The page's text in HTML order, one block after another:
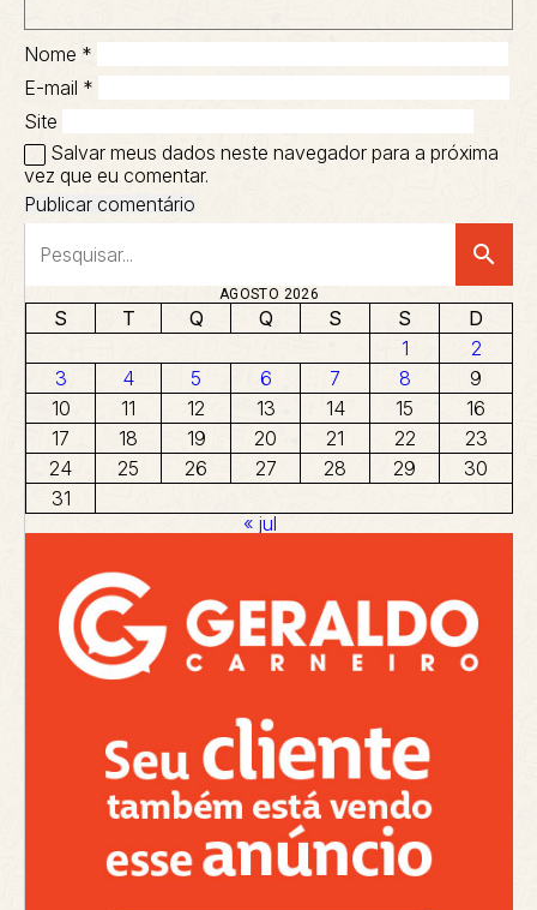
Nome *
E-mail *
Site
Salvar meus dados neste navegador para a próxima
vez que eu comentar.
search
AGOSTO 2026
S T Q Q S S
D
1
2
3
4 5 6 7 8
9
10
11 12 13 14 15
16
17
18 19 20 21 22
23
24
25 26 27 28 29
30
31
« jul